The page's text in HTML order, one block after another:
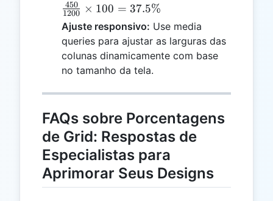
= 37.5\%
1200
450 × 100 = 37.5%
Ajuste responsivo: Use media
queries para ajustar as larguras das
colunas dinamicamente com base
no tamanho da tela.
FAQs sobre Porcentagens
de Grid: Respostas de
Especialistas para
Aprimorar Seus Designs